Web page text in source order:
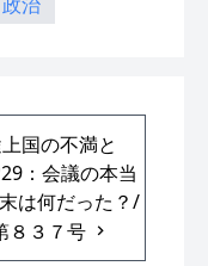
政治
国の不満と
：会議の本当
は何だった？/
８３７号